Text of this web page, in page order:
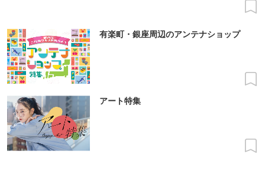
有楽町・銀座周辺のアンテナショップ
アート特集